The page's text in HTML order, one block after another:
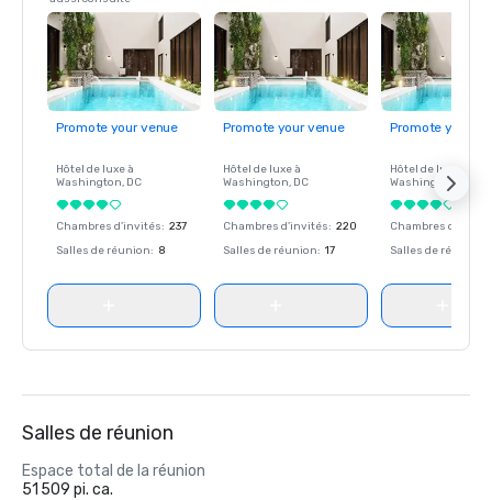
Promote your venue
Hôtel de luxe à
Washington, DC
Chambres d'invités: 237
Salles de réunion: 8
Promote your venue
Hôtel de luxe à
Washington, DC
Chambres d'invités: 220
Salles de réunion: 17
Promote your
Hôtel de luxe à
Washington
Chambres
Salles de réunion
Salles de réunion
Espace total de la réunion
51 509 pi. ca.